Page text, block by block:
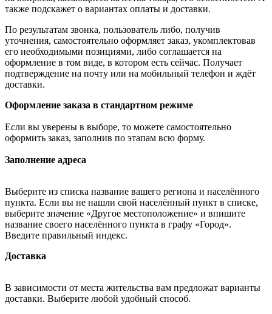
также подскажет о вариантах оплаты и доставки.
По результатам звонка, пользователь либо, получив
уточнения, самостоятельно оформляет заказ, укомплектовав
его необходимыми позициями, либо соглашается на
оформление в том виде, в котором есть сейчас. Получает
подтверждение на почту или на мобильный телефон и ждёт
доставки.
Оформление заказа в стандартном режиме
Если вы уверены в выборе, то можете самостоятельно
оформить заказ, заполнив по этапам всю форму.
Заполнение адреса
Выберите из списка название вашего региона и населённого
пункта. Если вы не нашли свой населённый пункт в списке,
выберите значение «Другое местоположение» и впишите
название своего населённого пункта в графу «Город».
Введите правильный индекс.
Доставка
В зависимости от места жительства вам предложат варианты
доставки. Выберите любой удобный способ.